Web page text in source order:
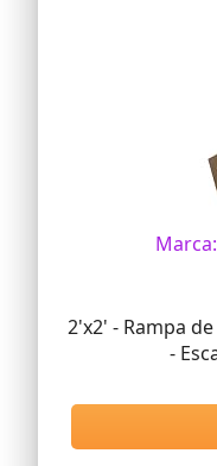
Marca:
2'x2' - Rampa
-